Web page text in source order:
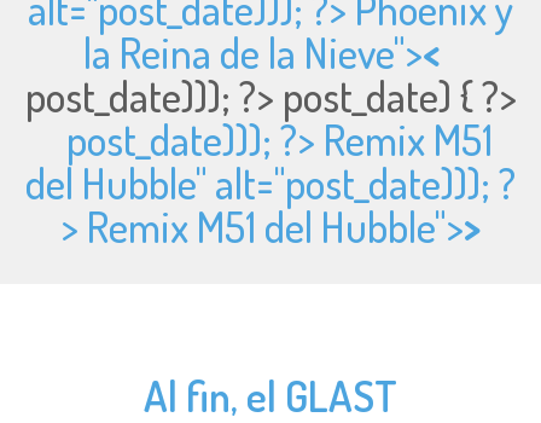
la Reina de la Nieve"><
post_date))); ?> post_date) { ?>
post_date))); ?> Remix M51
del Hubble" alt="post_date))); ?
> Remix M51 del Hubble">>
Al fin, el GLAST